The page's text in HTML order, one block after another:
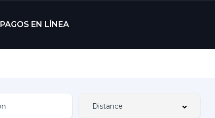
PAGOS EN LÍNEA